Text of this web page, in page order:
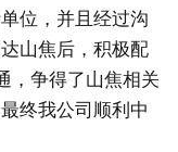
位，并且经过沟
山焦后，积极配
，争得了山焦相关
终我公司顺利中